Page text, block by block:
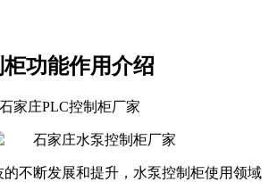
功能作用介绍
石家庄PLC控制柜厂家
的不断发展和提升，水泵控制柜使用领域